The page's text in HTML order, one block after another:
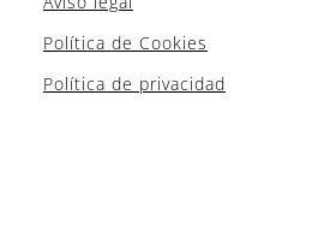
Política de Cookies
Política de privacidad